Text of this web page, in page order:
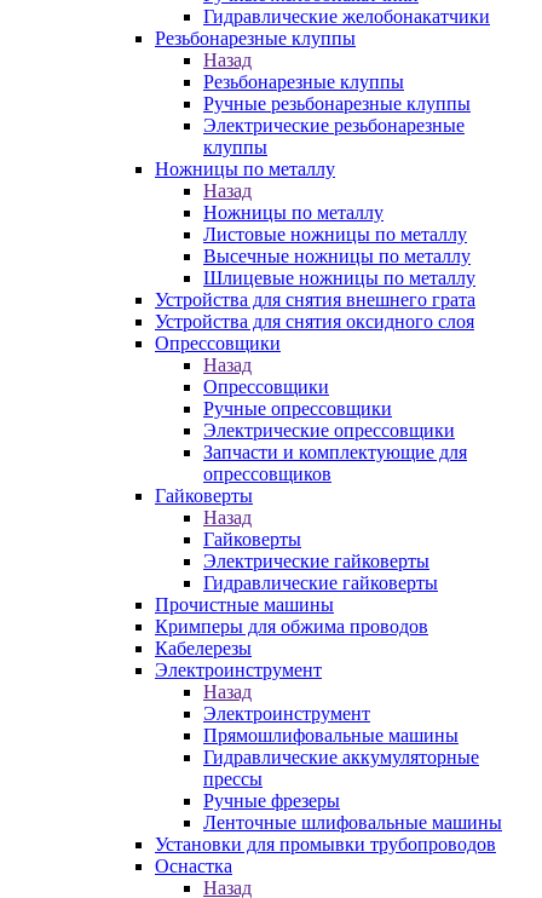
Гидравлические желобонакатчики
Резьбонарезные клуппы
Назад
Резьбонарезные клуппы
Ручные резьбонарезные клуппы
Электрические резьбонарезные
клуппы
Ножницы по металлу
Назад
Ножницы по металлу
Листовые ножницы по металлу
Высечные ножницы по металлу
Шлицевые ножницы по металлу
Устройства для снятия внешнего грата
Устройства для снятия оксидного слоя
Опрессовщики
Назад
Опрессовщики
Ручные опрессовщики
Электрические опрессовщики
Запчасти и комплектующие для
опрессовщиков
Гайковерты
Назад
Гайковерты
Электрические гайковерты
Гидравлические гайковерты
Прочистные машины
Кримперы для обжима проводов
Кабелерезы
Электроинструмент
Назад
Электроинструмент
Прямошлифовальные машины
Гидравлические аккумуляторные
прессы
Ручные фрезеры
Ленточные шлифовальные машины
Установки для промывки трубопроводов
Оснастка
Назад